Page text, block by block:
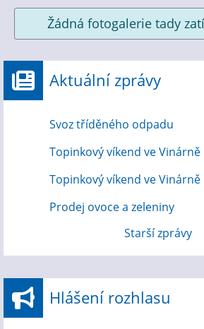
Žádná fotogalerie tady
Aktuální zprávy
Svoz tříděného odpadu
Topinkový víkend ve Vinárně
Topinkový víkend ve Vinárně
Prodej ovoce a zeleniny
Starší zprávy
Hlášení rozhlasu